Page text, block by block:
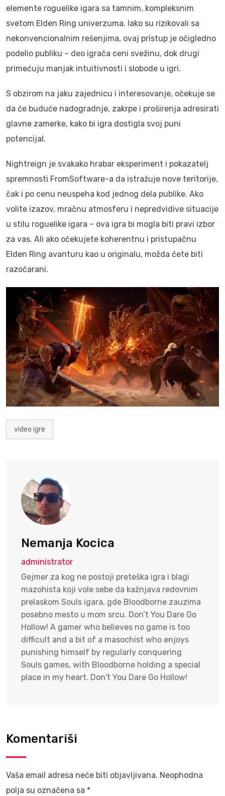
elemente roguelike igara sa tamnim, kompleksnim
svetom Elden Ring univerzuma. Iako su rizikovali sa
nekonvencionalnim rešenjima, ovaj pristup je očigledno
podelio publiku – deo igrača ceni svežinu, dok drugi
primećuju manjak intuitivnosti i slobode u igri.
S obzirom na jaku zajednicu i interesovanje, očekuje se
da će buduće nadogradnje, zakrpe i proširenja adresirati
glavne zamerke, kako bi igra dostigla svoj puni
potencijal.
Nightreign je svakako hrabar eksperiment i pokazatelj
spremnosti FromSoftware-a da istražuje nove teritorije,
čak i po cenu neuspeha kod jednog dela publike. Ako
volite izazov, mračnu atmosferu i nepredvidive situacije
u stilu roguelike igara – ova igra bi mogla biti pravi izbor
za vas. Ali ako očekujete koherentnu i pristupačnu
Elden Ring avanturu kao u originalu, možda ćete biti
razočarani.
video igre
Nemanja Kocica
administrator
Gejmer za kog ne postoji preteška igra i blagi
mazohista koji vole sebe da kažnjava redovnim
prelaskom Souls igara, gde Bloodborne zauzima
posebno mesto u mom srcu. Don’t You Dare Go
Hollow! A gamer who believes no game is too
difficult and a bit of a masochist who enjoys
punishing himself by regularly conquering
Souls games, with Bloodborne holding a special
place in my heart. Don't You Dare Go Hollow!
Komentariši
Vaša email adresa neće biti objavljivana. Neophodna
polja su označena sa *